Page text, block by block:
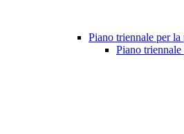
Piano triennale per la
Piano